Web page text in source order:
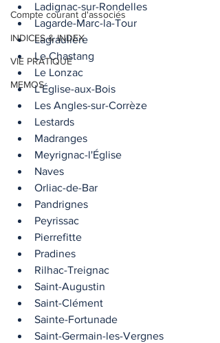
Compte courant d'associés
INDICES & INDEX
VIE PRATIQUE
MEMOS
Ladignac-sur-Rondelles
Lagarde-Marc-la-Tour
Lagraulière
Le Chastang
Le Lonzac
L'Église-aux-Bois
Les Angles-sur-Corrèze
Lestards
Madranges
Meyrignac-l'Église
Naves
Orliac-de-Bar
Pandrignes
Peyrissac
Pierrefitte
Pradines
Rilhac-Treignac
Saint-Augustin
Saint-Clément
Sainte-Fortunade
Saint-Germain-les-Vergnes